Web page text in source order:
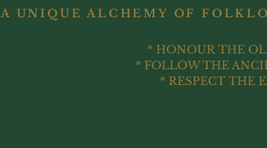
A UNIQUE ALCHEMY OF
* HONOUR THE
* FOLLOW THE
* RESPECT THE